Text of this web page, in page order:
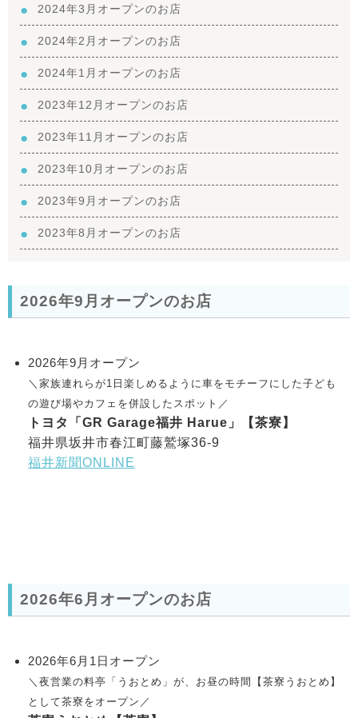
2024年3月オープンのお店
2024年2月オープンのお店
2024年1月オープンのお店
2023年12月オープンのお店
2023年11月オープンのお店
2023年10月オープンのお店
2023年9月オープンのお店
2023年8月オープンのお店
2026年9月オープンのお店
2026年9月オープン
＼家族連れらが1日楽しめるように車をモチーフにした子ども
の遊び場やカフェを併設したスポット／
トヨタ「GR Garage福井 Harue」【茶寮】
福井県坂井市春江町藤鷲塚36-9
福井新聞ONLINE
2026年6月オープンのお店
2026年6月1日オープン
＼夜営業の料亭「うおとめ」が、お昼の時間【茶寮うおとめ】
として茶寮をオープン／